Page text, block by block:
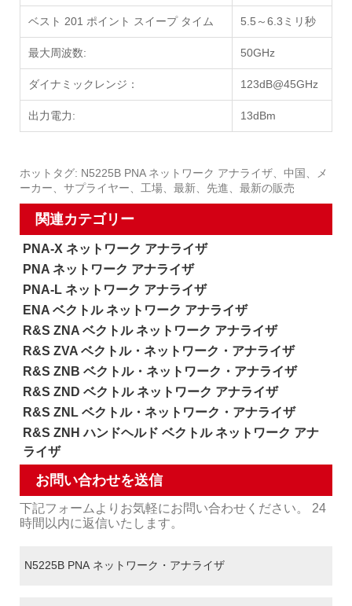
ベスト 201 ポイント スイープ タイム 5.5～6.3ミリ秒
最大周波数: 50GHz
ダイナミックレンジ： 123dB@45GHz
出力電力: 13dBm
ホットタグ: N5225B PNA ネットワーク アナライザ、中国、メ
ーカー、サプライヤー、工場、最新、先進、最新の販売
関連カテゴリー
PNA-X ネットワーク アナライザ
PNA ネットワーク アナライザ
PNA-L ネットワーク アナライザ
ENA ベクトル ネットワーク アナライザ
R&S ZNA ベクトル ネットワーク アナライザ
R&S ZVA ベクトル・ネットワーク・アナライザ
R&S ZNB ベクトル・ネットワーク・アナライザ
R&S ZND ベクトル ネットワーク アナライザ
R&S ZNL ベクトル・ネットワーク・アナライザ
R&S ZNH ハンドヘルド ベクトル ネットワーク アナ
ライザ
お問い合わせを送信
下記フォームよりお気軽にお問い合わせください。 24
時間以内に返信いたします。